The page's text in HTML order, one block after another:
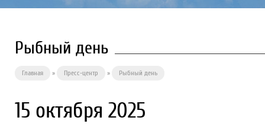
Рыбный день
Главная » Пресс-центр » Рыбный день
15 октября 2025